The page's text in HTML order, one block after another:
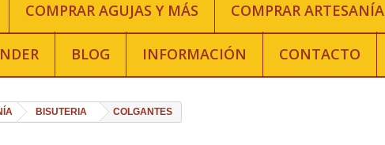
COMPRAR AGUJAS Y MÁS COMPRAR ARTESANÍA
BLOG INFORMACIÓN CONTACTO
BISUTERIA COLGANTES